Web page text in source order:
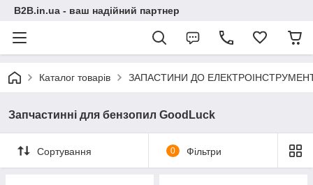
B2B.in.ua - ваш надійний партнер
Каталог товарів ЗАПАСТИНИ ДО
Запчастинні для бензопил GoodLuck
Сортування 0 Фільтри